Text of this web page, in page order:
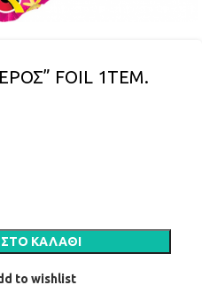
FOIL 1ΤΕΜ.
ΚΑΛΆΘΙ
to wishlist